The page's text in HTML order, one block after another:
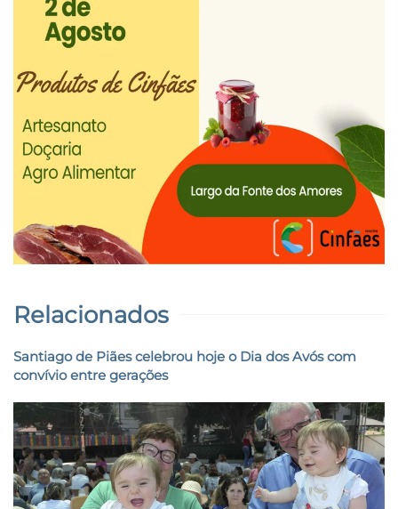
Relacionados
Santiago de Piães celebrou hoje o Dia dos Avós com
convívio entre gerações